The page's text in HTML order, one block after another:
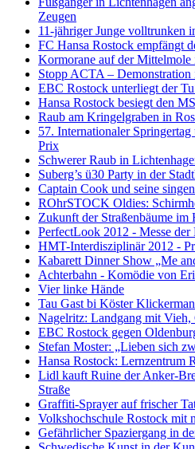
Zeugen
11-jähriger Junge volltrunken
FC Hansa Rostock empfängt
Kormorane auf der Mittelmole
Stopp ACTA – Demonstration
EBC Rostock unterliegt der
Hansa Rostock besiegt den
Raub am Kringelgraben in
57. Internationaler
Prix
Schwerer Raub in
Suberg’s ü30 Party in der
Captain Cook und seine
ROhrSTOCK Oldies:
Zukunft der Straßenbäume im
PerfectLook 2012 - Messe
HMT-Interdisziplinär 2012 -
Kabarett Dinner Show „Me
Achterbahn - Komödie von
Vier linke Hände
Tau Gast bi Köster
Nagelritz: Landgang mit Vieh,
EBC Rostock gegen
Stefan Moster: „Lieben sich
Hansa Rostock: Lernzentrum
Lidl kauft Ruine der Anker-
Straße
Graffiti-Sprayer auf frischer
Volkshochschule Rostock mit
Gefährlicher Spaziergang in